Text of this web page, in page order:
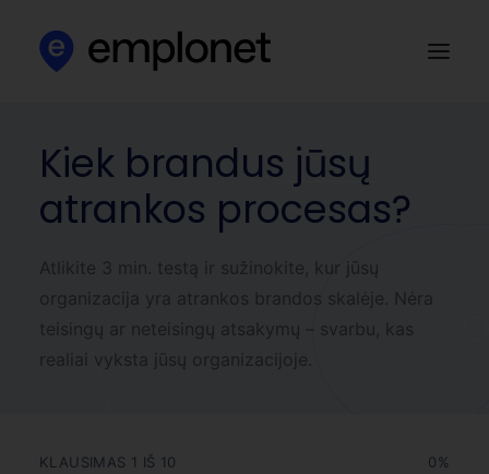
Apie mus
Klientams
Darbo skelbimai
Kontaktai
Kiek brandus jūsų
atrankos procesas?
Atlikite 3 min. testą ir sužinokite, kur jūsų
organizacija yra atrankos brandos skalėje. Nėra
teisingų ar neteisingų atsakymų – svarbu, kas
realiai vyksta jūsų organizacijoje.
KLAUSIMAS 1 IŠ 10 0%